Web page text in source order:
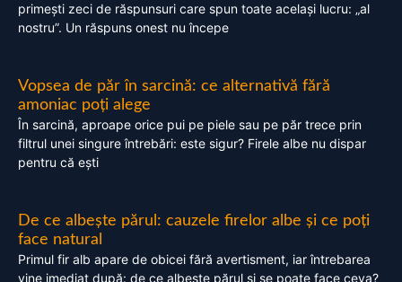
primești zeci de răspunsuri care spun toate același lucru: „al
nostru”. Un răspuns onest nu începe
Vopsea de păr în sarcină: ce alternativă fără
amoniac poți alege
În sarcină, aproape orice pui pe piele sau pe păr trece prin
filtrul unei singure întrebări: este sigur? Firele albe nu dispar
pentru că ești
De ce albește părul: cauzele firelor albe și ce poți
face natural
Primul fir alb apare de obicei fără avertisment, iar întrebarea
vine imediat după: de ce albește părul și se poate face ceva?